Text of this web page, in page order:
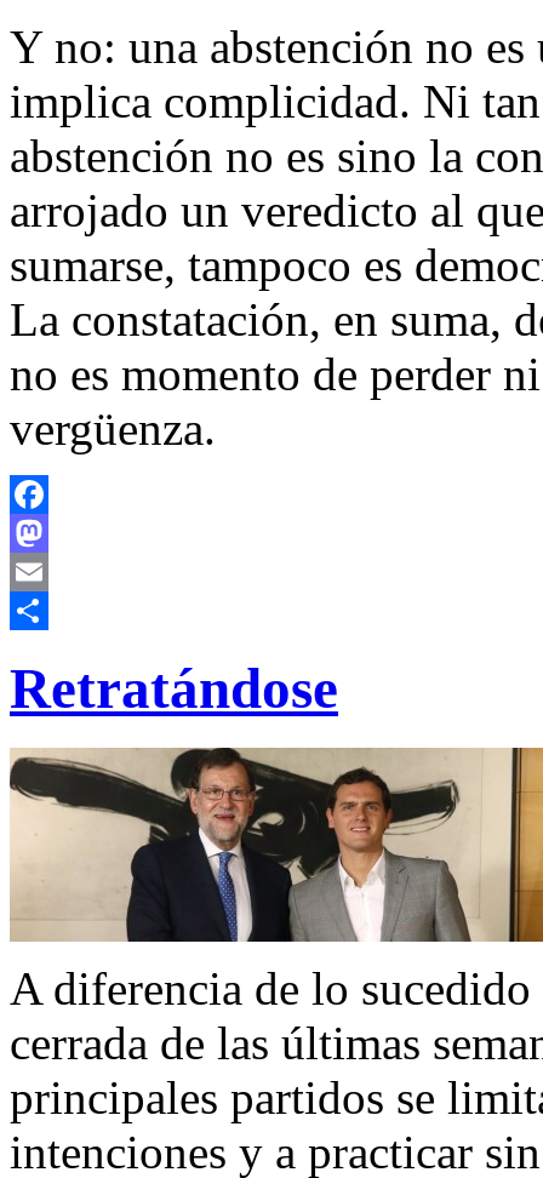
Y no: una abstención no
implica complicidad. Ni
abstención no es sino la
arrojado un veredicto al
sumarse, tampoco es
La constatación, en suma,
no es momento de perder
vergüenza.
Facebook
Mastodon
Email
Retratándose
A diferencia de lo
cerrada de las últimas
principales partidos se
intenciones y a practicar